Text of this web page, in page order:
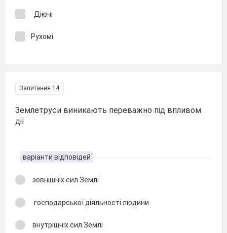
Діючі
Рухомі
Запитання 14
Землетруси виникають переважно під впливом
дії
варіанти відповідей
зовнішніх сил Землі
господарської діяльності людини
внутрішніх сил Землі